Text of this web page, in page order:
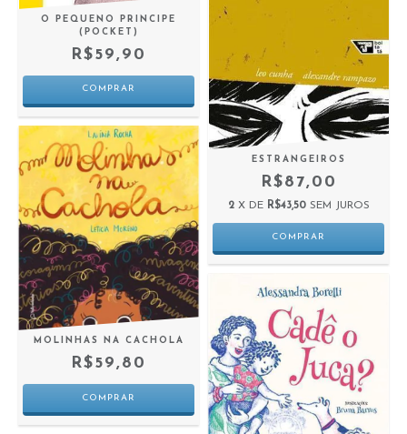
O PEQUENO PRINCIPE
(POCKET)
R$59,90
ESTRANGEIROS
R$87,00
2 X DE R$43,50 SEM JUROS
MOLINHAS NA CACHOLA
R$59,80